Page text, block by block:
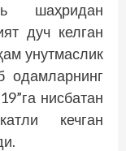
шаҳридан
дуч келган
унутмаслик
одамларнинг
нисбатан
кечган